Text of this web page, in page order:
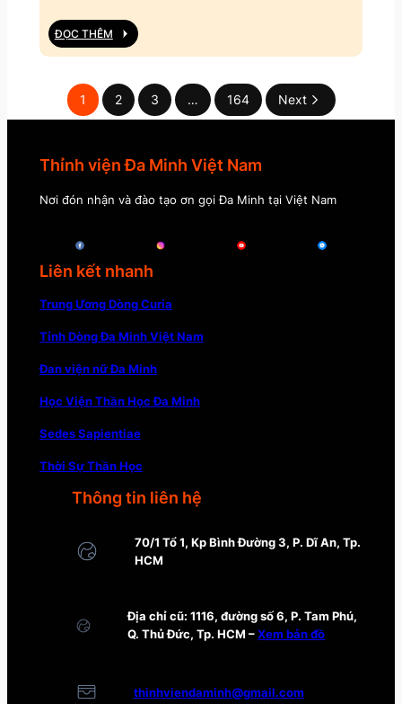
ĐỌC THÊM
1 2 3 … 164 Next
Thỉnh viện Đa Minh Việt Nam
Nơi đón nhận và đào tạo ơn gọi Đa Minh tại Việt Nam
Liên kết nhanh
Trung Ương Dòng Curia
Tỉnh Dòng Đa Minh Việt Nam
Đan viện nữ Đa Minh
Học Viện Thần Học Đa Minh
Sedes Sapientiae
Thời Sự Thần Học
Thông tin liên hệ
70/1 Tổ 1, Kp Bình Đường 3, P. Dĩ An, Tp.
HCM
Địa chỉ cũ: 1116, đường số 6, P. Tam Phú,
Q. Thủ Đức, Tp. HCM –Xem bản đồ
thinhviendaminh@gmail.com